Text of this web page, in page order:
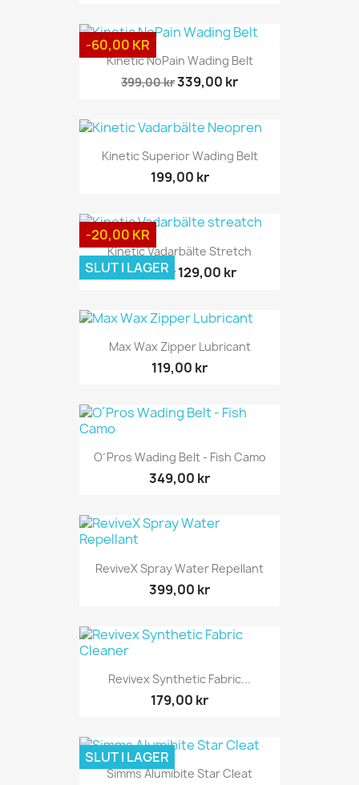
Kinetic NoPain Wading Belt
399,00 kr339,00 kr
-60,00 KR
Kinetic Superior Wading Belt
199,00 kr
Kinetic Vadarbälte Stretch
149,00 kr 129,00 kr
-20,00 KR
SLUT I LAGER
Max Wax Zipper Lubricant
119,00 kr
O´Pros Wading Belt - Fish Camo
349,00 kr
ReviveX Spray Water Repellant
399,00 kr
Revivex Synthetic Fabric...
179,00 kr
Simms Alumibite Star Cleat
SLUT I LAGER